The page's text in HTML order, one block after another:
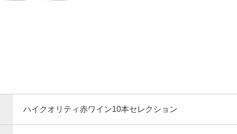
ハイクオリティ赤ワイン10本セレクション